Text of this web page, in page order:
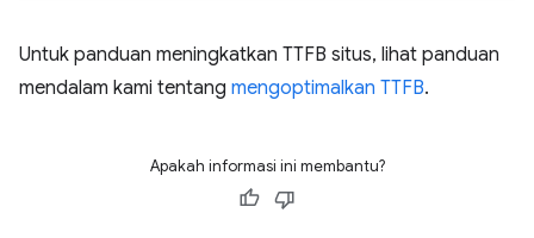
Untuk panduan meningkatkan TTFB situs, lihat panduan
mendalam kami tentang mengoptimalkan TTFB.
Apakah informasi ini membantu?